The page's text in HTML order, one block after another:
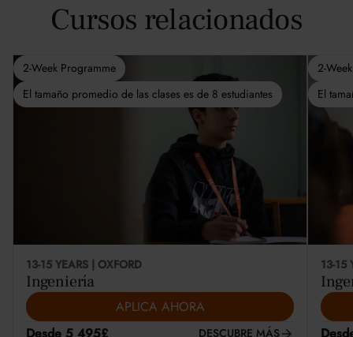
Cursos relacionados
This course is selling fast
13-15 YEARS | OXFORD
Ingeniería
APLICA AHORA
DESCUBRE MÁS
2-Week Programme
El tamaño promedio de las clases es de 8 estudiantes
13-15
2-
El